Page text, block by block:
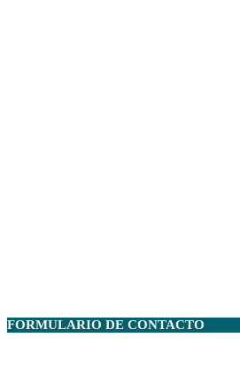
FORMULARIO DE CONTACTO